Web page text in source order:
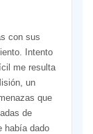
con sus
Intento
me resulta
un
que
de
había dado